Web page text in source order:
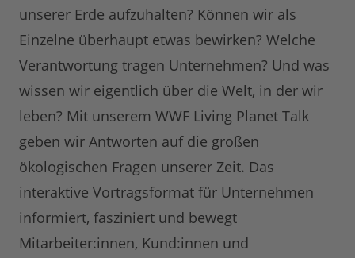
unserer Erde aufzuhalten? Können wir als
Einzelne überhaupt etwas bewirken? Welche
Verantwortung tragen Unternehmen? Und was
wissen wir eigentlich über die Welt, in der wir
leben? Mit unserem WWF Living Planet Talk
geben wir Antworten auf die großen
ökologischen Fragen unserer Zeit. Das
interaktive Vortragsformat für Unternehmen
informiert, fasziniert und bewegt
Mitarbeiter:innen, Kund:innen und